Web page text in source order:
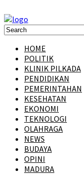
HOME
POLITIK
KLINIK PILKADA
PENDIDIKAN
PEMERINTAHAN
KESEHATAN
EKONOMI
TEKNOLOGI
OLAHRAGA
NEWS
BUDAYA
OPINI
MADURA